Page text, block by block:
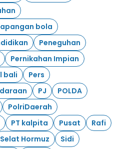
bola
Peneguhan
Pernikahan Impian
bali
Pers
PJ
POLDA
PolriDaerah
PT kalpita Pusat
Rafi
Selat Hormuz
Sidi